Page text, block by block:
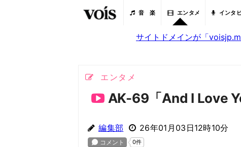
音 楽 エンタメ インタ
サイトドメインが「
エンタメ
AK-69「And I Love
編集部 26年01月03日12時10分